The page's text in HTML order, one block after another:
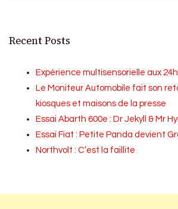
Recent Posts
Expérience multisensorielle aux
Le Moniteur Automobile fait son
kiosques et maisons de la presse
Essai Abarth 600e : Dr Jekyll & Mr
Essai Fiat : Petite Panda devient
Northvolt : C’est la faillite